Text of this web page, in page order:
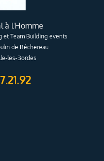
à l'Homme
et Team Building events
de Béchereau
les-Bordes